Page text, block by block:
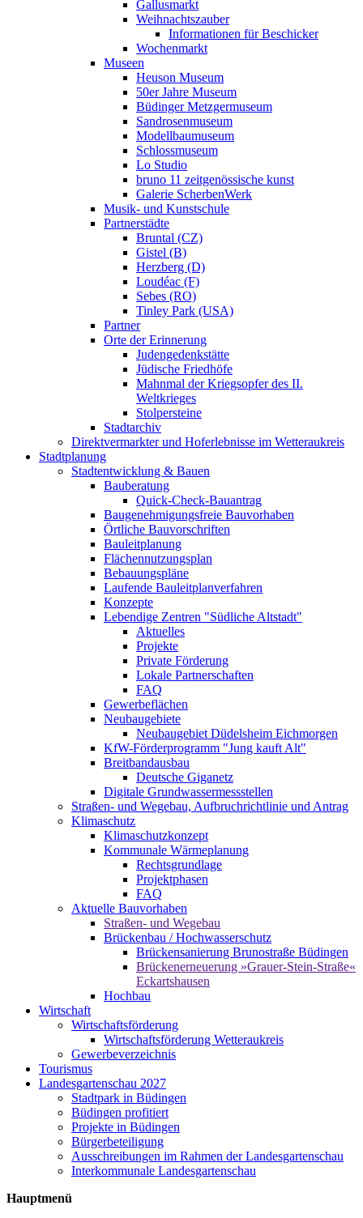
Gallusmarkt
Weihnachtszauber
Informationen für Beschicker
Wochenmarkt
Museen
Heuson Museum
50er Jahre Museum
Büdinger Metzgermuseum
Sandrosenmuseum
Modellbaumuseum
Schlossmuseum
Lo Studio
bruno 11 zeitgenössische kunst
Galerie ScherbenWerk
Musik- und Kunstschule
Partnerstädte
Bruntal (CZ)
Gistel (B)
Herzberg (D)
Loudéac (F)
Sebes (RO)
Tinley Park (USA)
Partner
Orte der Erinnerung
Judengedenkstätte
Jüdische Friedhöfe
Mahnmal der Kriegsopfer des II.
Weltkrieges
Stolpersteine
Stadtarchiv
Direktvermarkter und Hoferlebnisse im Wetteraukreis
Stadtplanung
Stadtentwicklung & Bauen
Bauberatung
Quick-Check-Bauantrag
Baugenehmigungsfreie Bauvorhaben
Örtliche Bauvorschriften
Bauleitplanung
Flächennutzungsplan
Bebauungspläne
Laufende Bauleitplanverfahren
Konzepte
Lebendige Zentren "Südliche Altstadt"
Aktuelles
Projekte
Private Förderung
Lokale Partnerschaften
FAQ
Gewerbeflächen
Neubaugebiete
Neubaugebiet Düdelsheim Eichmorgen
KfW-Förderprogramm "Jung kauft Alt"
Breitbandausbau
Deutsche Giganetz
Digitale Grundwassermessstellen
Straßen- und Wegebau, Aufbruchrichtlinie und Antrag
Klimaschutz
Klimaschutzkonzept
Kommunale Wärmeplanung
Rechtsgrundlage
Projektphasen
FAQ
Aktuelle Bauvorhaben
Straßen- und Wegebau
Brückenbau / Hochwasserschutz
Brückensanierung Brunostraße Büdingen
Brückenerneuerung »Grauer-Stein-Straße«
Eckartshausen
Hochbau
Wirtschaft
Wirtschaftsförderung
Wirtschaftsförderung Wetteraukreis
Gewerbeverzeichnis
Tourismus
Landesgartenschau 2027
Stadtpark in Büdingen
Büdingen profitiert
Projekte in Büdingen
Bürgerbeteiligung
Ausschreibungen im Rahmen der Landesgartenschau
Interkommunale Landesgartenschau
Hauptmenü